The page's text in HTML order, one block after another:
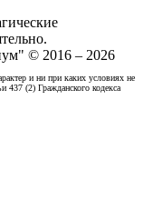
© 2016 – 2026
и ни при каких условиях не
437 (2) Гражданского кодекса